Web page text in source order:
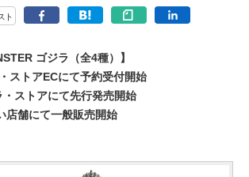
ト
ゴジラ（全4種）】
ストアECにて予約受付開始
ストアにて先行発売開始
店舗にて一般販売開始